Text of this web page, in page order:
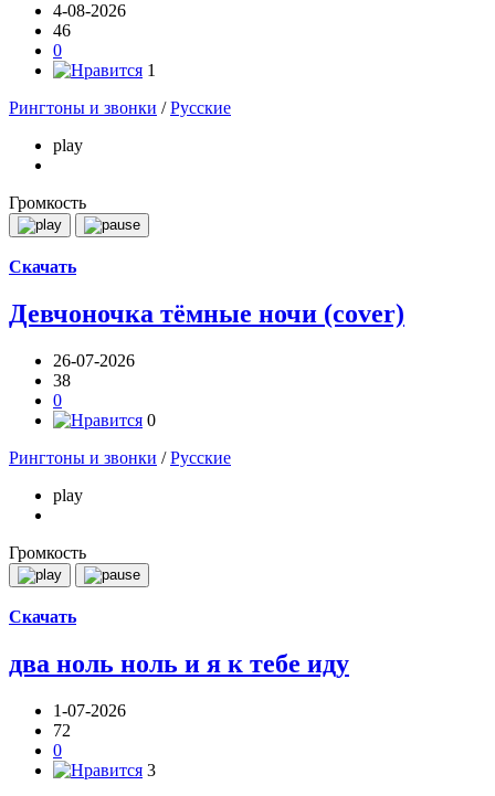
4-08-2026
46
0
1
Рингтоны и звонки /Русские
play
Громкость
Скачать
Девчоночка тёмные ночи (cover)
26-07-2026
38
0
0
Рингтоны и звонки /Русские
play
Громкость
Скачать
два ноль ноль и я к тебе иду
1-07-2026
72
0
3